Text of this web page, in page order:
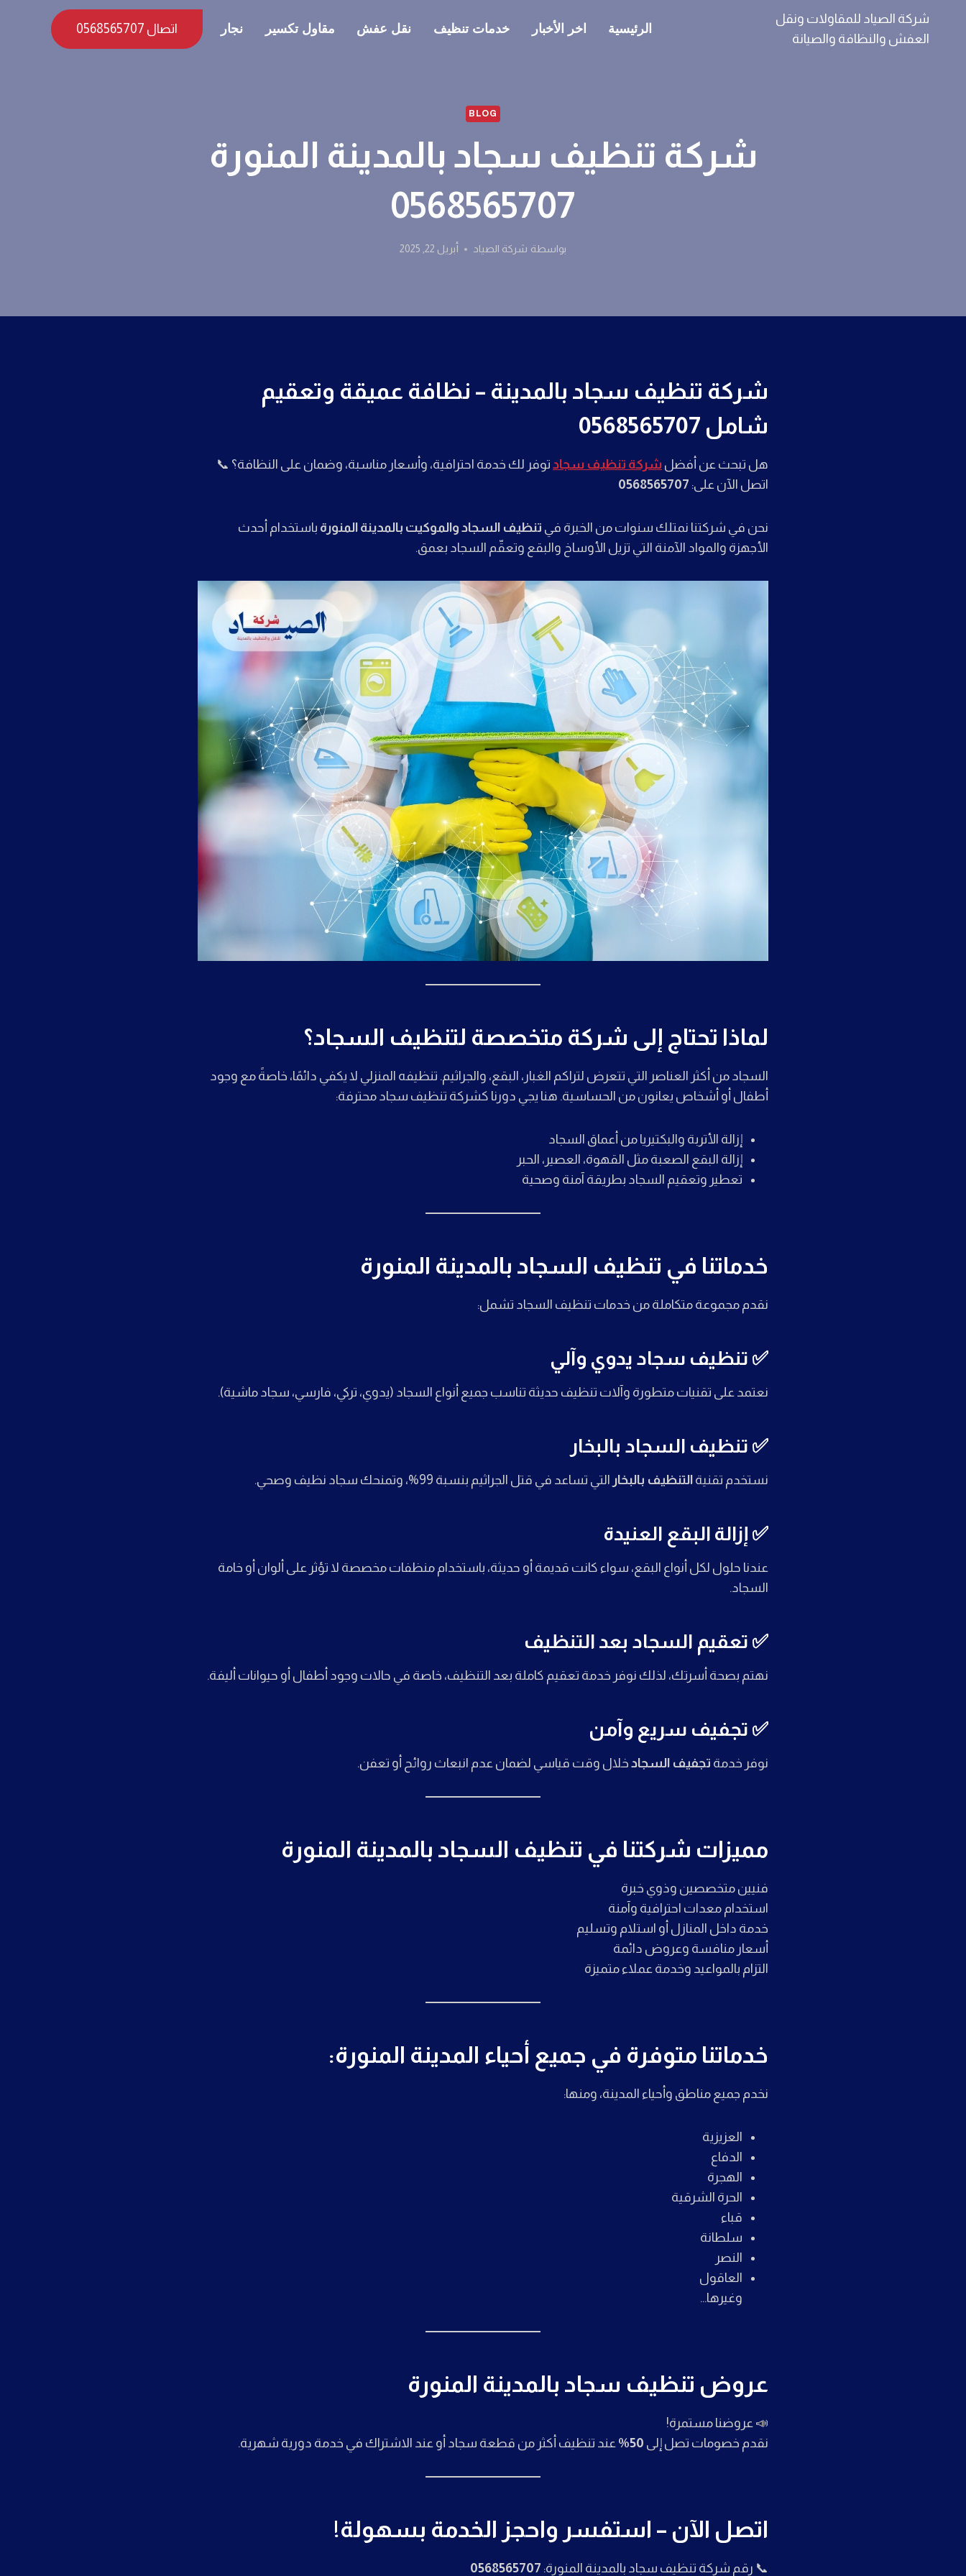
شركة الصياد للمقاولات ونقل
العفش والنظافة والصيانة
الرئيسية اخر الأخبار خدمات تنظيف نقل عفش مقاول تكسير نجار اتصال 0568565707
BLOG
شركة تنظيف سجاد بالمدينة المنورة
0568565707
بواسطة شركة الصياد أبريل 22, 2025
شركة تنظيف سجاد بالمدينة – نظافة عميقة وتعقيم
شامل 0568565707
هل تبحث عن أفضل شركة تنظيف سجاد توفر لك خدمة احترافية، وأسعار مناسبة، وضمان على النظافة؟ 📞
اتصل الآن على: 0568565707
نحن في شركتنا نمتلك سنوات من الخبرة في تنظيف السجاد والموكيت بالمدينة المنورة باستخدام أحدث
الأجهزة والمواد الآمنة التي تزيل الأوساخ والبقع وتعقّم السجاد بعمق.
لماذا تحتاج إلى شركة متخصصة لتنظيف السجاد؟
السجاد من أكثر العناصر التي تتعرض لتراكم الغبار، البقع، والجراثيم. تنظيفه المنزلي لا يكفي دائمًا، خاصةً مع وجود
أطفال أو أشخاص يعانون من الحساسية. هنا يجي دورنا كشركة تنظيف سجاد محترفة:
إزالة الأتربة والبكتيريا من أعماق السجاد
إزالة البقع الصعبة مثل القهوة، العصير، الحبر
تعطير وتعقيم السجاد بطريقة آمنة وصحية
خدماتنا في تنظيف السجاد بالمدينة المنورة
نقدم مجموعة متكاملة من خدمات تنظيف السجاد تشمل:
✅ تنظيف سجاد يدوي وآلي
نعتمد على تقنيات متطورة وآلات تنظيف حديثة تناسب جميع أنواع السجاد (يدوي، تركي، فارسي، سجاد ماشية).
✅ تنظيف السجاد بالبخار
نستخدم تقنية التنظيف بالبخار التي تساعد في قتل الجراثيم بنسبة 99%، وتمنحك سجاد نظيف وصحي.
✅ إزالة البقع العنيدة
عندنا حلول لكل أنواع البقع، سواء كانت قديمة أو حديثة، باستخدام منظفات مخصصة لا تؤثر على ألوان أو خامة
السجاد.
✅ تعقيم السجاد بعد التنظيف
نهتم بصحة أسرتك، لذلك نوفر خدمة تعقيم كاملة بعد التنظيف، خاصة في حالات وجود أطفال أو حيوانات أليفة.
✅ تجفيف سريع وآمن
نوفر خدمة تجفيف السجاد خلال وقت قياسي لضمان عدم انبعاث روائح أو تعفن.
مميزات شركتنا في تنظيف السجاد بالمدينة المنورة
فنيين متخصصين وذوي خبرة
استخدام معدات احترافية وآمنة
خدمة داخل المنازل أو استلام وتسليم
أسعار منافسة وعروض دائمة
التزام بالمواعيد وخدمة عملاء متميزة
خدماتنا متوفرة في جميع أحياء المدينة المنورة:
نخدم جميع مناطق وأحياء المدينة، ومنها:
العزيزية
الدفاع
الهجرة
الحرة الشرقية
قباء
سلطانة
النصر
العاقول
وغيرها…
عروض تنظيف سجاد بالمدينة المنورة
📣 عروضنا مستمرة!
نقدم خصومات تصل إلى 50% عند تنظيف أكثر من قطعة سجاد أو عند الاشتراك في خدمة دورية شهرية.
اتصل الآن – استفسر واحجز الخدمة بسهولة!
📞 رقم شركة تنظيف سجاد بالمدينة المنورة: 0568565707